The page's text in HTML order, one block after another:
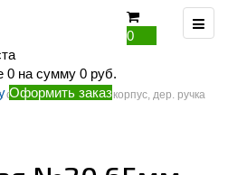
0
0 на сумму0 руб.
Оформить заказ
щетина, пласт. корпус, дер. ручка